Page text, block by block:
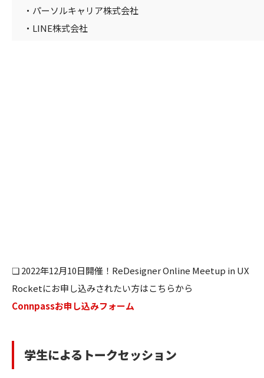
・パーソルキャリア株式会社
・LINE株式会社
❏ 2022年12月10日開催！ReDesigner Online Meetup in UX
Rocketにお申し込みされたい方はこちらから
Connpassお申し込みフォーム
学生によるトークセッション